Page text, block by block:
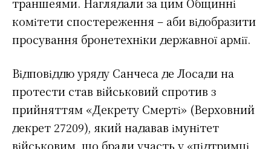
комітети спостереження – аби відобразити
просування бронетехніки державної армії.
Відповіддю уряду Санчеса де Лосади на
протести став військовий спротив з
прийняттям «Декрету Смерті» (Верховний
декрет 27209), який надавав імунітет
військовим, що брали участь у «підтримці